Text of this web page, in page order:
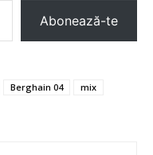
Abonează-te
Berghain 04
mix